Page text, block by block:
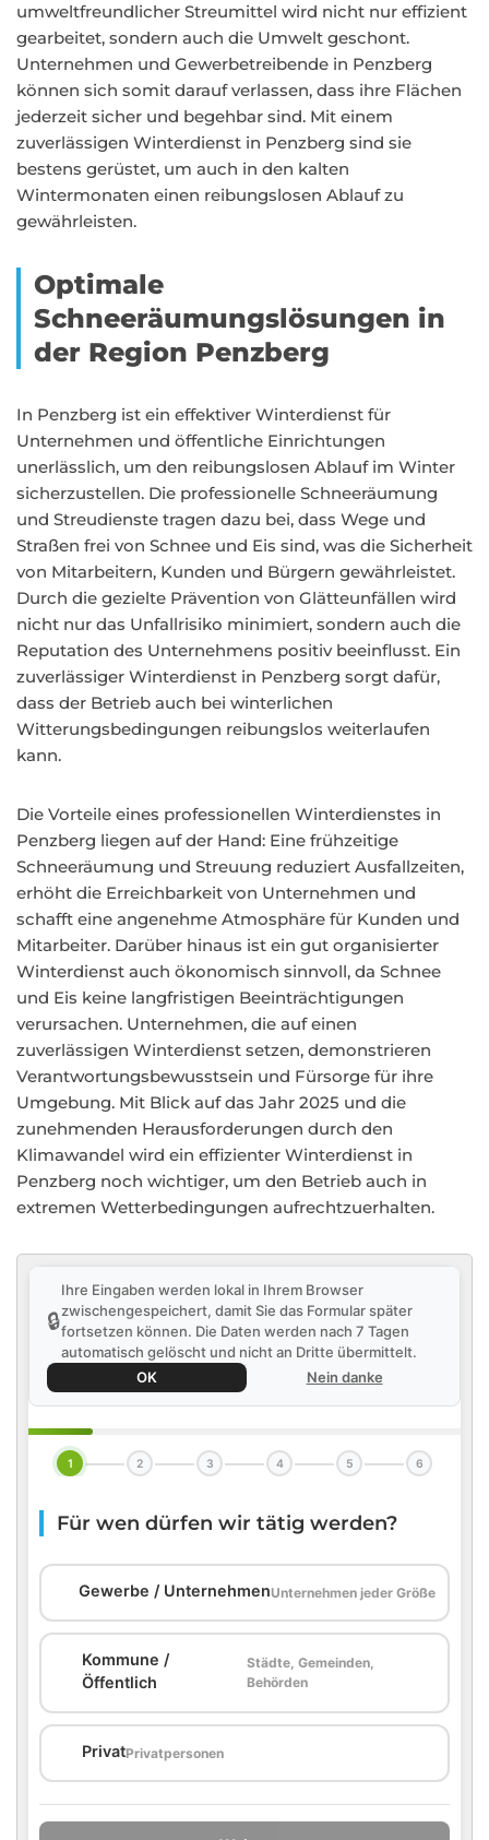
umweltfreundlicher Streumittel wird nicht nur effizient
gearbeitet, sondern auch die Umwelt geschont.
Unternehmen und Gewerbetreibende in Penzberg
können sich somit darauf verlassen, dass ihre Flächen
jederzeit sicher und begehbar sind. Mit einem
zuverlässigen Winterdienst in Penzberg sind sie
bestens gerüstet, um auch in den kalten
Wintermonaten einen reibungslosen Ablauf zu
gewährleisten.
Optimale
Schneeräumungslösungen in
der Region Penzberg
In Penzberg ist ein effektiver Winterdienst für
Unternehmen und öffentliche Einrichtungen
unerlässlich, um den reibungslosen Ablauf im Winter
sicherzustellen. Die professionelle Schneeräumung
und Streudienste tragen dazu bei, dass Wege und
Straßen frei von Schnee und Eis sind, was die Sicherheit
von Mitarbeitern, Kunden und Bürgern gewährleistet.
Durch die gezielte Prävention von Glätteunfällen wird
nicht nur das Unfallrisiko minimiert, sondern auch die
Reputation des Unternehmens positiv beeinflusst. Ein
zuverlässiger Winterdienst in Penzberg sorgt dafür,
dass der Betrieb auch bei winterlichen
Witterungsbedingungen reibungslos weiterlaufen
kann.
Die Vorteile eines professionellen Winterdienstes in
Penzberg liegen auf der Hand: Eine frühzeitige
Schneeräumung und Streuung reduziert Ausfallzeiten,
erhöht die Erreichbarkeit von Unternehmen und
schafft eine angenehme Atmosphäre für Kunden und
Mitarbeiter. Darüber hinaus ist ein gut organisierter
Winterdienst auch ökonomisch sinnvoll, da Schnee
und Eis keine langfristigen Beeinträchtigungen
verursachen. Unternehmen, die auf einen
zuverlässigen Winterdienst setzen, demonstrieren
Verantwortungsbewusstsein und Fürsorge für ihre
Umgebung. Mit Blick auf das Jahr 2025 und die
zunehmenden Herausforderungen durch den
Klimawandel wird ein effizienter Winterdienst in
Penzberg noch wichtiger, um den Betrieb auch in
extremen Wetterbedingungen aufrechtzuerhalten.
🔒
Ihre Eingaben werden lokal in Ihrem Browser
zwischengespeichert, damit Sie das Formular später
fortsetzen können. Die Daten werden nach 7 Tagen
automatisch gelöscht und nicht an Dritte übermittelt.
OK
Nein danke
1 2 3 4 5 6
Für wen dürfen wir tätig werden?
Gewerbe / UnternehmenUnternehmen jeder Größe
Kommune /
Öffentlich
Städte, Gemeinden,
Behörden
PrivatPrivatpersonen